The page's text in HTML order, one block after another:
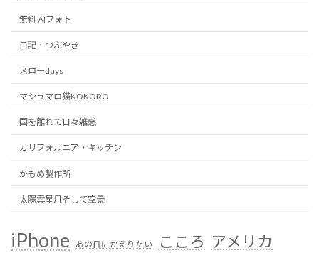
無料 AIフォト
日記・つぶやき
スローdays
マシュマロ猫KOKORO
国を離れて日々雑感
カリフォルニア・キッチン
かもめ製作所
太陽雲星月そして空景
iPhone あの日にかえりたい こころ アメリカ